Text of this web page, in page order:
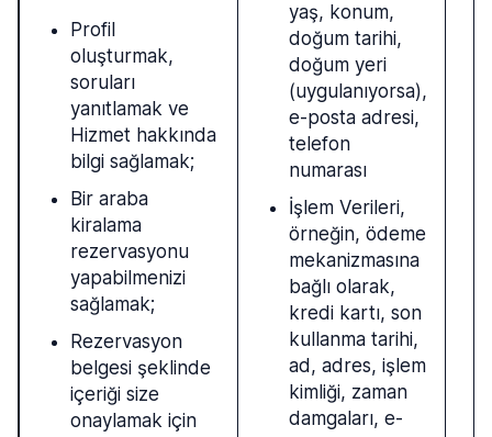
Profil
oluşturmak,
soruları
yanıtlamak ve
Hizmet hakkında
bilgi sağlamak;
Bir araba
kiralama
rezervasyonu
yapabilmenizi
sağlamak;
Rezervasyon
belgesi şeklinde
içeriği size
onaylamak için
yaş, konum,
doğum tarihi,
doğum yeri
(uygulanıyorsa),
e-posta adresi,
telefon
numarası
İşlem Verileri,
örneğin, ödeme
mekanizmasına
bağlı olarak,
kredi kartı, son
kullanma tarihi,
ad, adres, işlem
kimliği, zaman
damgaları, e-